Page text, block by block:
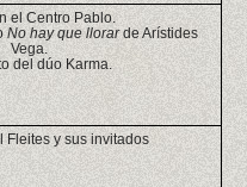
el Centro Pablo.
No hay que llorarde Arístides
Vega.
del dúo Karma.
Fleites y sus invitados